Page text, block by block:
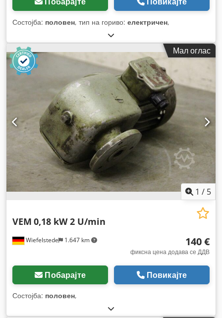
Состојба: половен, тип на гориво: електричен,
Мал оглас
1 / 5
Wiefelstede 1.647 km
VEM 0,18 kW 2 U/min
140 €
фиксна цена додава се ДДВ
Побарајте Повикајте
Состојба: половен,